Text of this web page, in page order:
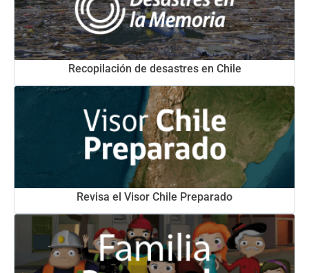
Recopilación de desastres en Chile
Revisa el Visor Chile Preparado